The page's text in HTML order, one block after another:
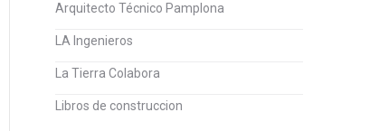
Arquitecto Técnico Pamplona
LA Ingenieros
La Tierra Colabora
Libros de construccion